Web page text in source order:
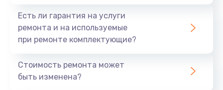
Есть ли гарантия на услуги
ремонта и на используемые
при ремонте комплектующие?
Стоимость ремонта может
быть изменена?